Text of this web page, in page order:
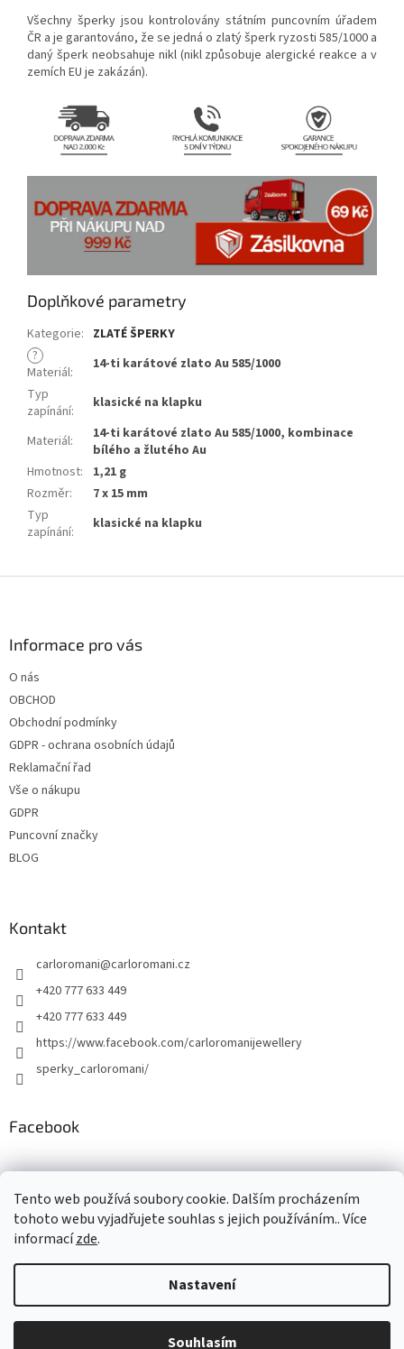
Tento web používá soubory cookie. Dalším procházením
tohoto webu vyjadřujete souhlas s jejich používáním.. Více
informacízde.
Nastavení
Souhlasím
Všechny šperky jsou kontrolovány státním puncovním úřadem
ČR a je garantováno, že se jedná o zlatý šperk ryzosti 585/1000 a
daný šperk neobsahuje nikl (nikl způsobuje alergické reakce a v
zemích EU je zakázán).
Doplňkové parametry
Kategorie: ZLATÉ ŠPERKY
?
Materiál:
14-ti karátové zlato Au 585/1000
Typ
zapínání: klasické na klapku
Materiál:
14-ti karátové zlato Au 585/1000, kombinace
bílého a žlutého Au
Hmotnost:
1,21 g
Rozměr:
7 x 15 mm
Typ
zapínání: klasické na klapku
Informace pro vás
O nás
OBCHOD
Obchodní podmínky
GDPR - ochrana osobních údajů
Reklamační řad
Vše o nákupu
GDPR
Puncovní značky
BLOG
Kontakt
carloromani@carloromani.cz
+420 777 633 449
+420 777 633 449
https://www.facebook.com/carloromanijewellery
sperky_carloromani/
Facebook
Instagram
Copyright 2026www.carloromani-shop.cz. Všechna práva
Upravit nastavení cookies